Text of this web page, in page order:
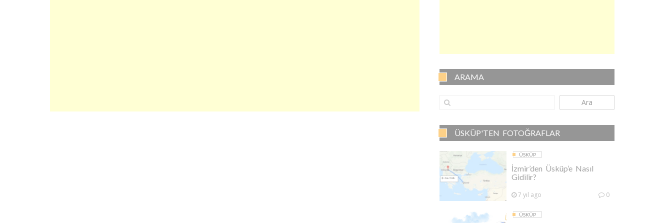
ARAMA
Ara
ÜSKÜP'TEN FOTOĞRAFLAR
ÜSKÜP
İzmir’den Üsküp’e Nasıl
Gidilir?
7 yıl ago 0
ÜSKÜP